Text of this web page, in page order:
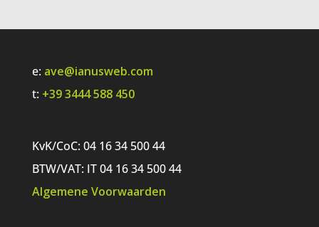
e: ave@ianusweb.com
t: +39 3444 588 450
KvK/CoC: 04 16 34 500 44
BTW/VAT: IT 04 16 34 500 44
Algemene Voorwaarden